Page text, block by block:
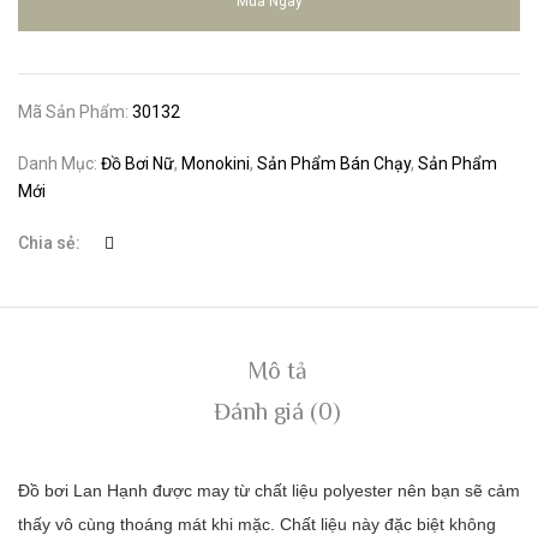
30132
số
Mã Sản Phẩm: 30132
Danh Mục: Đồ Bơi Nữ, Monokini, Sản Phẩm Bán Chạy, Sản Phẩm
Mới
Chia sẻ:
Mô tả
Đánh giá (0)
Đồ bơi Lan Hạnh được may từ chất liệu polyester nên bạn sẽ cảm
thấy vô cùng thoáng mát khi mặc. Chất liệu này đặc biệt không